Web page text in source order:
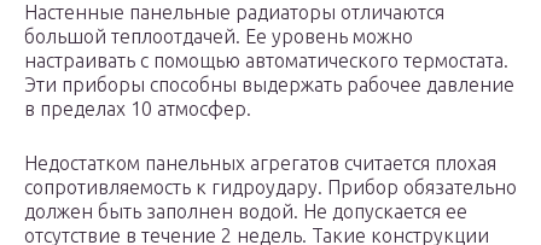
Настенные панельные радиаторы отличаются
большой теплоотдачей. Ее уровень можно
настраивать с помощью автоматического термостата.
Эти приборы способны выдержать рабочее давление
в пределах 10 атмосфер.
Недостатком панельных агрегатов считается плохая
сопротивляемость к гидроудару. Прибор обязательно
должен быть заполнен водой. Не допускается ее
отсутствие в течение 2 недель. Такие конструкции